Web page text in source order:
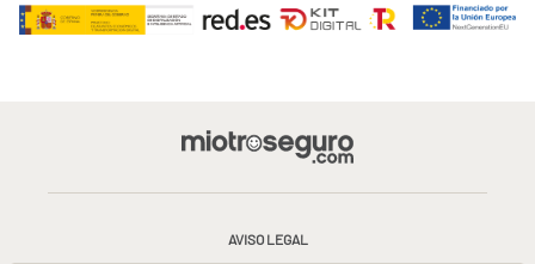
AVISO LEGAL